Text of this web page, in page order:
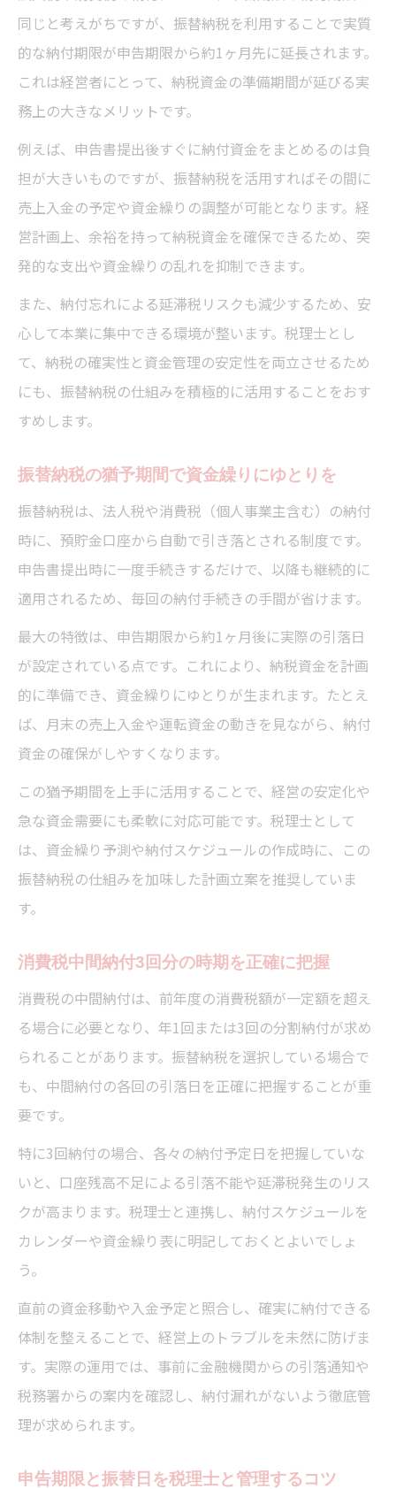
同じと考えがちですが、振替納税を利用することで実質
的な納付期限が申告期限から約1ヶ月先に延長されます。
これは経営者にとって、納税資金の準備期間が延びる実
務上の大きなメリットです。
例えば、申告書提出後すぐに納付資金をまとめるのは負
担が大きいものですが、振替納税を活用すればその間に
売上入金の予定や資金繰りの調整が可能となります。経
営計画上、余裕を持って納税資金を確保できるため、突
発的な支出や資金繰りの乱れを抑制できます。
また、納付忘れによる延滞税リスクも減少するため、安
心して本業に集中できる環境が整います。税理士とし
て、納税の確実性と資金管理の安定性を両立させるため
にも、振替納税の仕組みを積極的に活用することをおす
すめします。
振替納税の猶予期間で資金繰りにゆとりを
振替納税は、法人税や消費税（個人事業主含む）の納付
時に、預貯金口座から自動で引き落とされる制度です。
申告書提出時に一度手続きするだけで、以降も継続的に
適用されるため、毎回の納付手続きの手間が省けます。
最大の特徴は、申告期限から約1ヶ月後に実際の引落日
が設定されている点です。これにより、納税資金を計画
的に準備でき、資金繰りにゆとりが生まれます。たとえ
ば、月末の売上入金や運転資金の動きを見ながら、納付
資金の確保がしやすくなります。
この猶予期間を上手に活用することで、経営の安定化や
急な資金需要にも柔軟に対応可能です。税理士として
は、資金繰り予測や納付スケジュールの作成時に、この
振替納税の仕組みを加味した計画立案を推奨していま
す。
消費税中間納付3回分の時期を正確に把握
消費税の中間納付は、前年度の消費税額が一定額を超え
る場合に必要となり、年1回または3回の分割納付が求め
られることがあります。振替納税を選択している場合で
も、中間納付の各回の引落日を正確に把握することが重
要です。
特に3回納付の場合、各々の納付予定日を把握していな
いと、口座残高不足による引落不能や延滞税発生のリス
クが高まります。税理士と連携し、納付スケジュールを
カレンダーや資金繰り表に明記しておくとよいでしょ
う。
直前の資金移動や入金予定と照合し、確実に納付できる
体制を整えることで、経営上のトラブルを未然に防げま
す。実際の運用では、事前に金融機関からの引落通知や
税務署からの案内を確認し、納付漏れがないよう徹底管
理が求められます。
申告期限と振替日を税理士と管理するコツ